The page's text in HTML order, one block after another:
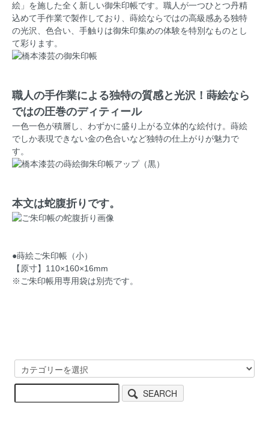
絵」を施した全く新しい御朱印帳です。職人が一つひとつ丹精
込めて手作業で製作しており、蒔絵ならではの高級感ある独特
の光沢、色合い、手触りは御朱印集めの体験を特別なものとし
て彩ります。
職人の手作業による独特の質感と光沢！蒔絵なら
ではの圧巻のディティール
一色一色が積層し、わずかに盛り上がる立体的な絵付け。蒔絵
でしか表現できない金の色合いなど独特の仕上がりが魅力で
す。
本文は蛇腹折りです。
●蒔絵ご朱印帳（小）
【原寸】110×160×16mm
※ご朱印帳用専用袋は別売です。
SEARCH